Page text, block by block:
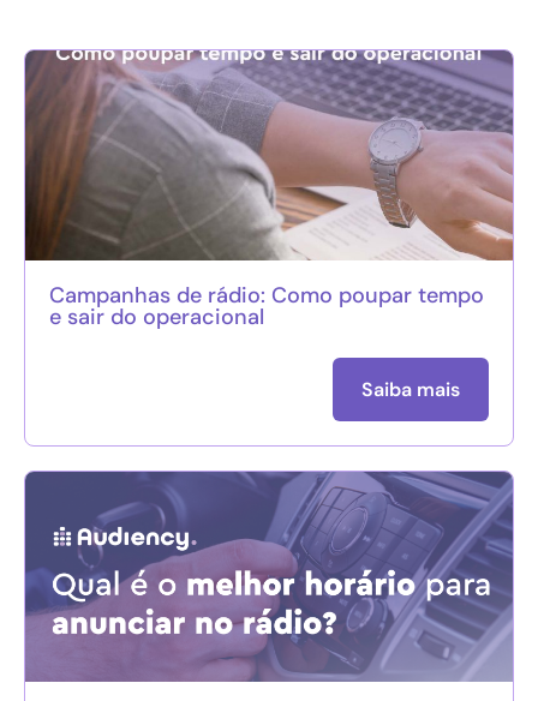
Campanhas de rádio: Como poupar tempo
e sair do operacional
Saiba mais